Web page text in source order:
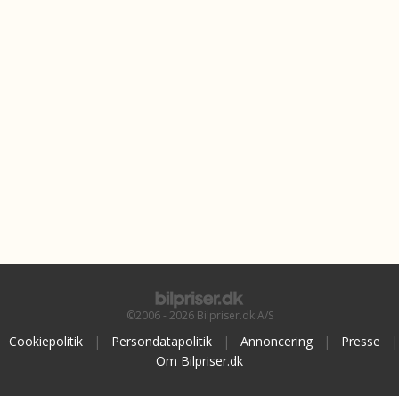
©2006 - 2026 Bilpriser.dk A/S
Cookiepolitik | Persondatapolitik | Annoncering | Presse
|
Om Bilpriser.dk